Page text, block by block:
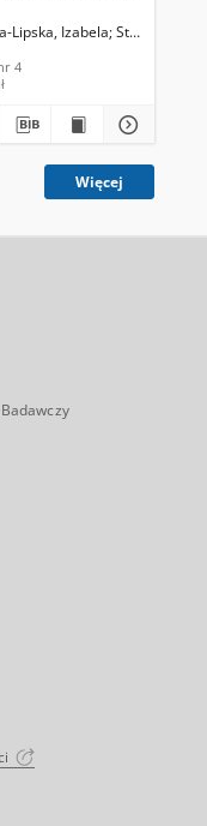
Technology,
Lipska, Izabela Stokłosa,
4
Więcej